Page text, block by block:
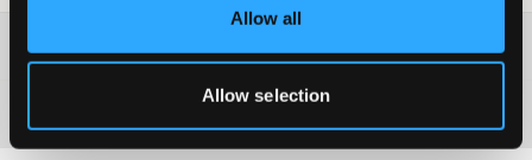
Allow all
Allow selection
Plus d'informations sur les instructions de lavage